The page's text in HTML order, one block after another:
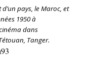
pays, le Maroc, et
1950 à
dans
Tanger.